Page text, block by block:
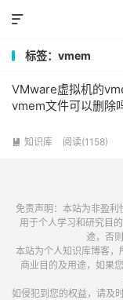

标签：vmem
VMware虚拟机的
vmem文件可以删除
 知识库 阅读(1158)
免责声明：本站为非盈
用于个人学习和研究目
途，否
本站为个人知识库博客
商业目的及用途，如果
如侵犯到您的权益，请及